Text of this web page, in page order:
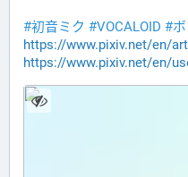
#初音ミク #VOCALOID #ボ
https://www.pixiv.net/en/
https://www.pixiv.net/en/